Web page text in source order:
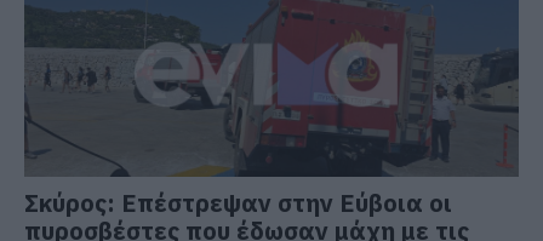
Σκύρος: Επέστρεψαν στην Εύβοια οι
πυροσβέστες που έδωσαν μάχη με τις